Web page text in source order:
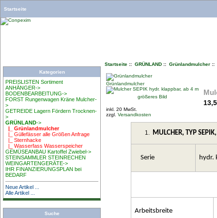
Startseite
Kategorien
PREISLISTEN Sortiment
ANHÄNGER->
BODENBEARBEITUNG->
FORST Rungenwagen Kräne Mulcher-
>
GETREIDE Lagern Fördern Trocknen-
>
GRÜNLAND->
|_ Grünlandmulcher
|_ Güllefässer alle Größen Anfrage
|_ Sternhacke
|_ Wasserfass Wasserspeicher
GEMÜSEANBAU Kartoffel Zwiebel->
STEINSAMMLER STEINRECHEN
WEINGARTENGERÄTE->
IHR FINANZIERUNGSPLAN bei
BEDARF
Neue Artikel ...
Alle Artikel ...
Suche
Startseite:: GRÜNLAND:: Grünlandmulcher::
Grünlandmulcher
größeres Bild
inkl. 20 MwSt.
zzgl. Versandkosten
MULCHER, TYP
Serie hydr.
Arbeitsbreite